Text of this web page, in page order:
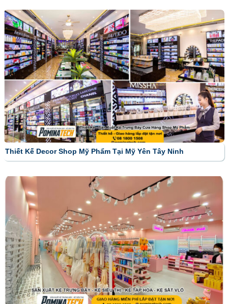
Thiết Kế Decor Shop Mỹ Phẩm Tại Mỹ Yên Tây Ninh